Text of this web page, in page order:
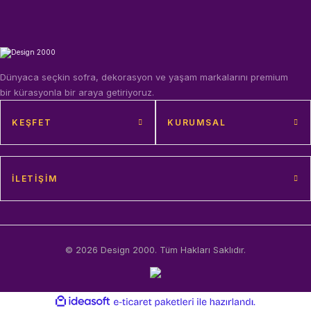
Dünyaca seçkin sofra, dekorasyon ve yaşam markalarını premium
bir kürasyonla bir araya getiriyoruz.
KEŞFET KURUMSAL
İLETIŞIM
© 2026 Design 2000. Tüm Hakları Saklıdır.
ideasoft
e-